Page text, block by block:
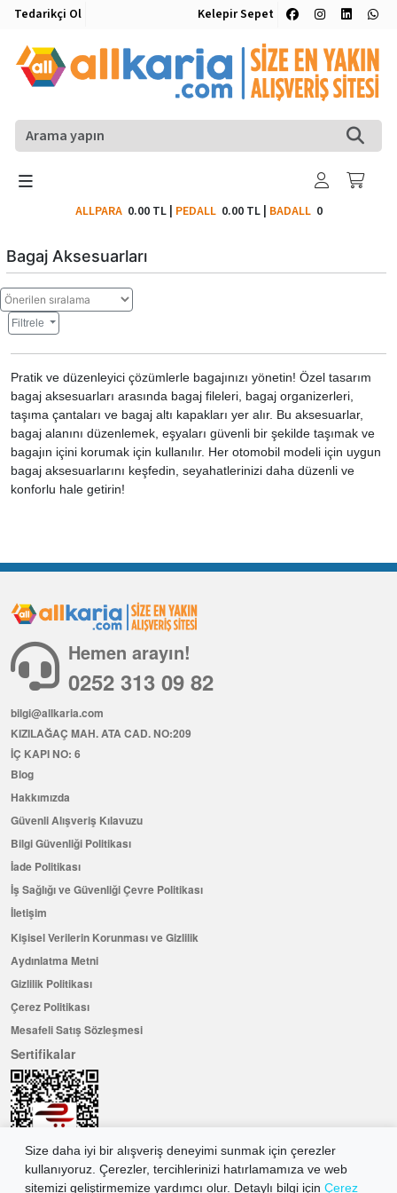
Tedarikçi Ol Kelepir Sepet
ALLPARA 0.00 TL| PEDALL 0.00 TL| BADALL0
Bagaj Aksesuarları
Filtrele
Pratik ve düzenleyici çözümlerle bagajınızı yönetin! Özel tasarım
bagaj aksesuarları arasında bagaj fileleri, bagaj organizerleri,
taşıma çantaları ve bagaj altı kapakları yer alır. Bu aksesuarlar,
bagaj alanını düzenlemek, eşyaları güvenli bir şekilde taşımak ve
bagajın içini korumak için kullanılır. Her otomobil modeli için uygun
bagaj aksesuarlarını keşfedin, seyahatlerinizi daha düzenli ve
konforlu hale getirin!
Size daha iyi bir alışveriş deneyimi sunmak için çerezler
kullanıyoruz. Çerezler, tercihlerinizi hatırlamamıza ve web
sitemizi geliştirmemize yardımcı olur. Detaylı bilgi için Çerez
Hemen arayın!
0252 313 09 82
bilgi@allkaria.com
KIZILAĞAÇ MAH. ATA CAD. NO:209
İÇ KAPI NO: 6
Blog
Hakkımızda
Güvenli Alışveriş Kılavuzu
Bilgi Güvenliği Politikası
İade Politikası
İş Sağlığı ve Güvenliği Çevre Politikası
İletişim
Kişisel Verilerin Korunması ve Gizlilik
Aydınlatma Metni
Gizlilik Politikası
Çerez Politikası
Mesafeli Satış Sözleşmesi
Sertifikalar